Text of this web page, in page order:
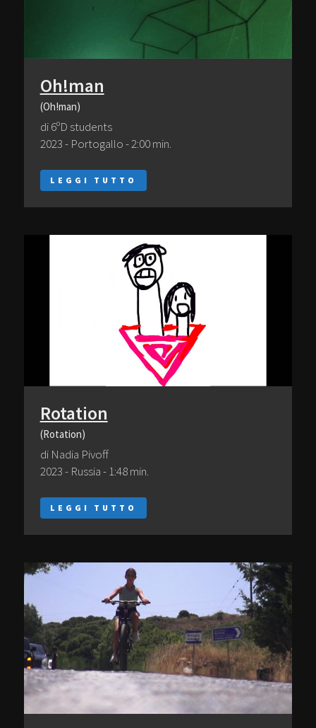
Oh!man
(Oh!man)
di 6ºD students
2023 - Portogallo - 2:00 min.
LEGGI TUTTO
Rotation
(Rotation)
di Nadia Pivoff
2023 - Russia - 1:48 min.
LEGGI TUTTO